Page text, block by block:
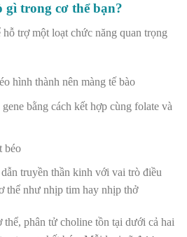
gì trong cơ thể bạn?
trợ một loạt chức năng quan trọng
hình thành nên màng tế bào
bằng cách kết hợp cùng folate và
béo
truyền thần kinh với vai trò điều
thể như nhịp tim hay nhịp thở
phân tử choline tồn tại dưới cả hai